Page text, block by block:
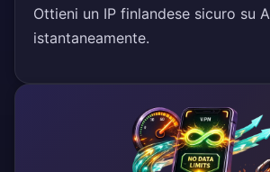
Ottieni un IP finlandese sicuro su
istantaneamente.